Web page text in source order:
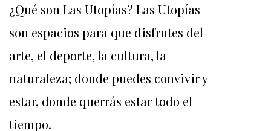
¿Qué son Las Utopías? Las Utopías
son espacios para que disfrutes del
arte, el deporte, la cultura, la
naturaleza; donde puedes convivir y
estar, donde querrás estar todo el
tiempo.